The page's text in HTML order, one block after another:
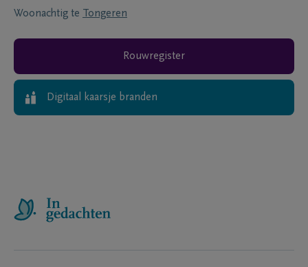
Woonachtig te Tongeren
Rouwregister
Digitaal kaarsje branden